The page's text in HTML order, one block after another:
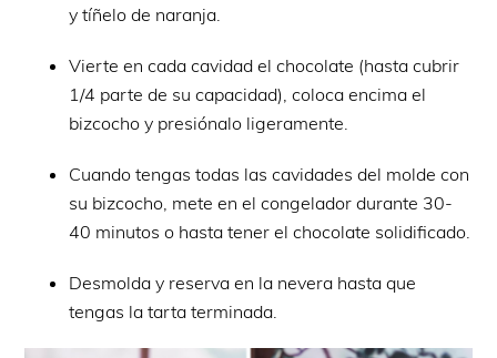
y tíñelo de naranja.
Vierte en cada cavidad el chocolate (hasta cubrir
1/4 parte de su capacidad), coloca encima el
bizcocho y presiónalo ligeramente.
Cuando tengas todas las cavidades del molde con
su bizcocho, mete en el congelador durante 30-
40 minutos o hasta tener el chocolate solidificado.
Desmolda y reserva en la nevera hasta que
tengas la tarta terminada.